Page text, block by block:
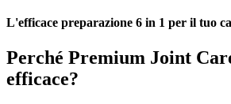
L'efficace preparazione 6 in 1 per il tuo
Perché Premium Joint
efficace?